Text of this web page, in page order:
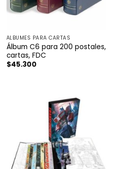
ÁLBUMES PARA CARTAS
Álbum C6 para 200 postales,
cartas, FDC
$45.300